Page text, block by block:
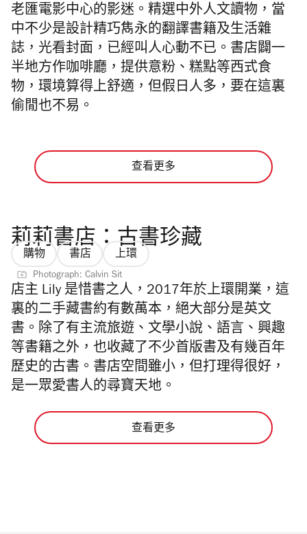
老匯電影中心的影迷。精選中外人文讀物，當
中不少是設計精巧雋永的翻譯書籍及生活雜
誌，光看封面，已經叫人心動不已。書店闢一
半地方作咖啡廳，提供意粉、糕點等西式食
物，環境算得上舒適，但假日人多，要在這裏
偷閒也不易。
查看更多
莉莉書店：古書珍藏
購物 書店 上環
Photograph: Calvin Sit
店主 Lily 是惜書之人，2017年於上環開業，這
裏的二手藏書約有數萬本，絕大部分是英文
書。除了有主流旅遊、文學小說、語言、興趣
等書籍之外，也收藏了不少首版書及有幾百年
歷史的古書。書店空間雖小，但打理得很好，
是一眾愛書人的尋寶天地。
查看更多